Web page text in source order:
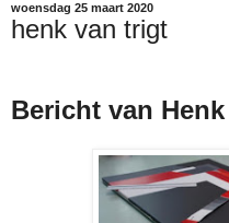
woensdag 25 maart 2020
henk van trigt
Bericht van